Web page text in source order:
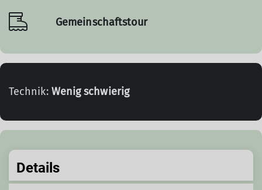
Gemeinschaftstour
Technik: Wenig schwierig
Details